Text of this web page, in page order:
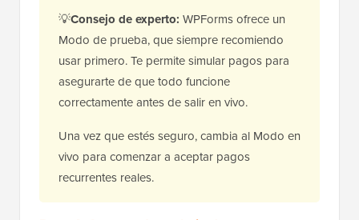
💡Consejo de experto: WPForms ofrece un
Modo de prueba, que siempre recomiendo
usar primero. Te permite simular pagos para
asegurarte de que todo funcione
correctamente antes de salir en vivo.
Una vez que estés seguro, cambia al Modo en
vivo para comenzar a aceptar pagos
recurrentes reales.